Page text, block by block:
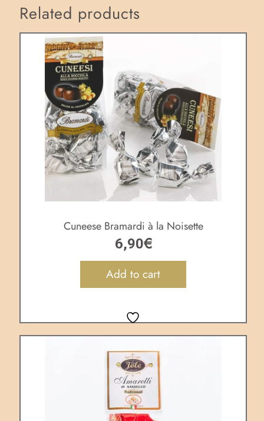
Related products
Cuneese Bramardi à la Noisette
6,90€
Add to cart